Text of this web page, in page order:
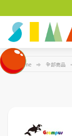
Home 全部商品